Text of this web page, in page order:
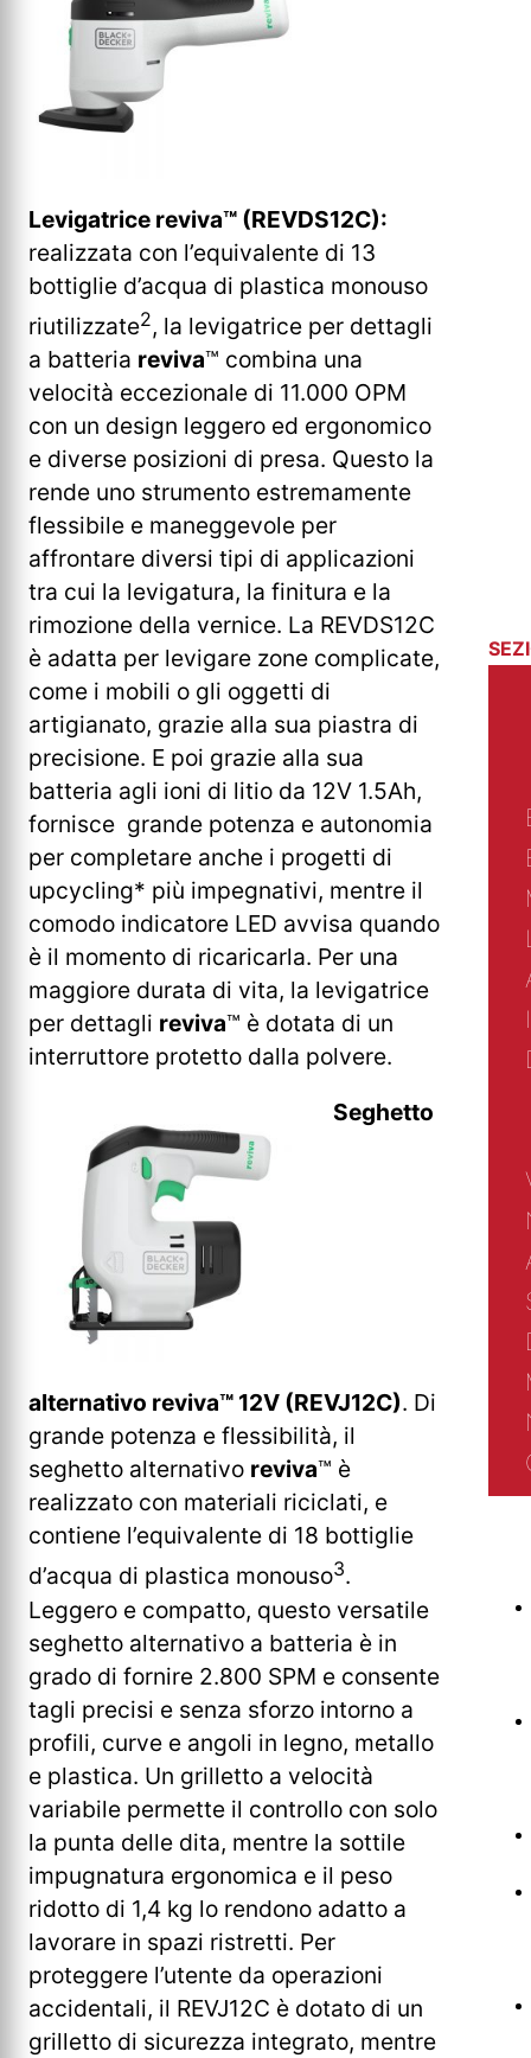
Levigatrice reviva™ (REVDS12C):
realizzata con l’equivalente di 13
bottiglie d’acqua di plastica monouso
riutilizzate2, la levigatrice per dettagli
a batteria reviva™ combina una
velocità eccezionale di 11.000 OPM
con un design leggero ed ergonomico
e diverse posizioni di presa. Questo la
rende uno strumento estremamente
flessibile e maneggevole per
affrontare diversi tipi di applicazioni
tra cui la levigatura, la finitura e la
rimozione della vernice. La REVDS12C
è adatta per levigare zone complicate,
come i mobili o gli oggetti di
artigianato, grazie alla sua piastra di
precisione. E poi grazie alla sua
batteria agli ioni di litio da 12V 1.5Ah,
fornisce grande potenza e autonomia
per completare anche i progetti di
upcycling* più impegnativi, mentre il
comodo indicatore LED avvisa quando
è il momento di ricaricarla. Per una
maggiore durata di vita, la levigatrice
per dettagli reviva™ è dotata di un
interruttore protetto dalla polvere.
Seghetto
alternativo reviva™ 12V (REVJ12C). Di
grande potenza e flessibilità, il
seghetto alternativo reviva™ è
realizzato con materiali riciclati, e
contiene l’equivalente di 18 bottiglie
d’acqua di plastica monouso3.
Leggero e compatto, questo versatile
seghetto alternativo a batteria è in
grado di fornire 2.800 SPM e consente
tagli precisi e senza sforzo intorno a
profili, curve e angoli in legno, metallo
e plastica. Un grilletto a velocità
variabile permette il controllo con solo
la punta delle dita, mentre la sottile
impugnatura ergonomica e il peso
ridotto di 1,4 kg lo rendono adatto a
lavorare in spazi ristretti. Per
proteggere l’utente da operazioni
accidentali, il REVJ12C è dotato di un
grilletto di sicurezza integrato, mentre